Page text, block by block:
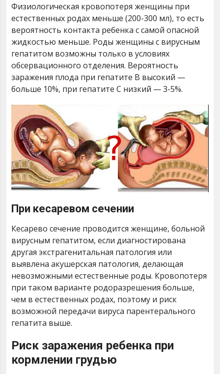
Физиологическая кровопотеря женщины при
естественных родах меньше (200-300 мл), то есть
вероятность контакта ребенка с самой опасной
жидкостью меньше. Роды женщины с вирусным
гепатитом возможны только в условиях
обсервационного отделения. Вероятность
заражения плода при гепатите В высокий —
больше 10%, при гепатите С низкий — 3-5%.
При кесаревом сечении
Кесарево сечение проводится женщине, больной
вирусным гепатитом, если диагностирована
другая экстрагенитальная патология или
выявлена акушерская патология, делающая
невозможными естественные роды. Кровопотеря
при таком варианте родоразрешения больше,
чем в естественных родах, поэтому и риск
возможной передачи вируса парентерального
гепатита выше.
Риск заражения ребенка при
кормлении грудью